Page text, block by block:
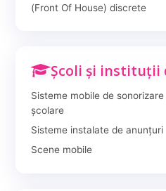
(Front Of House) discrete
Școli și instituții
Sisteme mobile de
școlare
Sisteme instalate de anunțuri
Scene mobile